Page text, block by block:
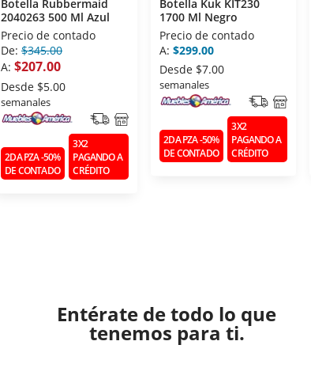
Botella Rubbermaid
2040263 500 Ml Azul
Precio de contado
De: $345.00
A: $207.00
Desde $5.00
semanales
2DA PZA -50%
DE CONTADO
3X2
PAGANDO A
CRÉDITO
Botella Kuk KIT230
1700 Ml Negro
Precio de contado
A: $299.00
Desde $7.00
semanales
2DA PZA -50%
DE CONTADO
3X2
PAGANDO A
CRÉDITO
Entérate de todo lo que
tenemos para ti.